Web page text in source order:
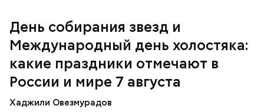
День собирания звезд и
Международный день холостяка:
какие праздники отмечают в
России и мире 7 августа
Хаджили Овезмурадов